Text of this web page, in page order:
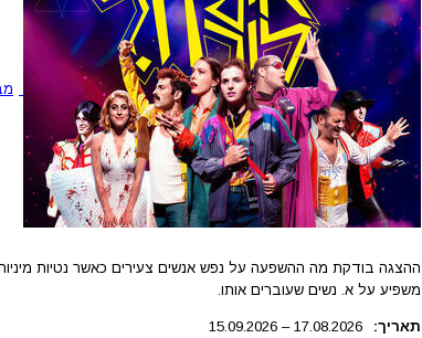
ההצגה בודקת מה ההשפעה על נפש אנשים צעירים כאשר נטיות
משפיע על א. נשים שעוברים אותו.
תאריך: 17.08.2026
–
15.09.2026